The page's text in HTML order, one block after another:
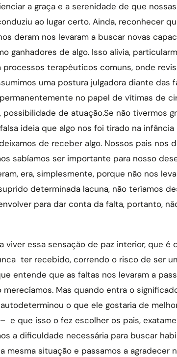
a graça e a serenidade de que
ao lugar certo. Ainda, reconhecer
deram nos levaram a buscar novas
ganhadores de algo. Isso alivia,
terapêuticos comuns, onde
uma postura julgadora diante das
no papel de vítimas de
possibilidade de atuação.Se não tivermos
ideia que algo nos foi tirado na
de receber algo. Nossos pais nos
sabíamos ser importante para nosso
era, simplesmente, porque não nos
determinada lacuna, não teríamos
para dar conta da falta, portanto,
viver essa sensação de paz interior, que é
ter recebido, correndo o risco de ser
entende que as faltas nos levaram a
Mas quando entra o
o que ele gostaria de
e que isso o fez escolher os pais,
a dificuldade necessária para buscar
mesma situação e passamos a agradecer